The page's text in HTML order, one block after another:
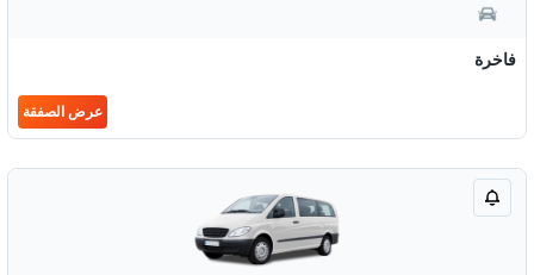
فاخرة
عرض الصفقة